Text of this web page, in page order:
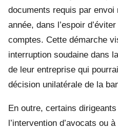
documents requis par envoi
année, dans l’espoir
comptes. Cette démarche
interruption soudaine dans
de leur entreprise qui
décision unilatérale de la
En outre, certains
l’intervention d’avocats ou